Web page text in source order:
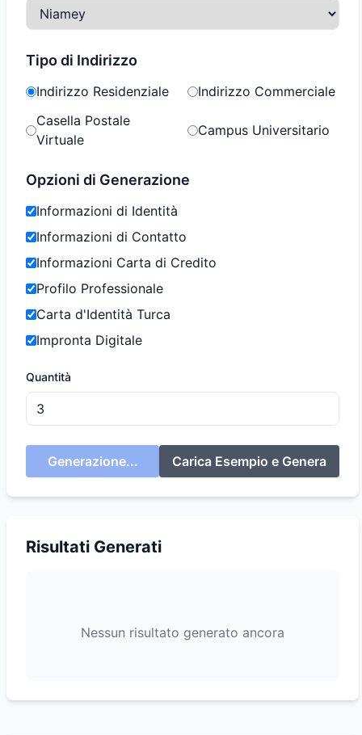
Tipo di Indirizzo
Indirizzo Residenziale
Indirizzo Commerciale
Casella Postale
Virtuale
Campus Universitario
Opzioni di Generazione
Informazioni di Identità
Informazioni di Contatto
Informazioni Carta di Credito
Profilo Professionale
Carta d'Identità Turca
Impronta Digitale
Quantità
Generazione... Carica Esempio e Genera
Risultati Generati
Nessun risultato generato ancora